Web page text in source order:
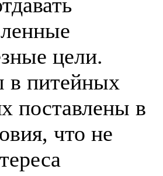
цели.
в питейных
поставлены в
что не